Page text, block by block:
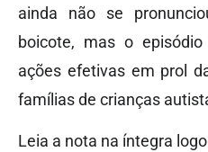
ainda não se
boicote, mas o
ações efetivas em prol
famílias de crianças
Leia a nota na íntegra